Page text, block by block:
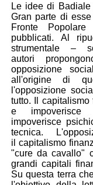
Le idee di
Gran parte di
Fronte
pubblicati. Al
strumentale –
autori
opposizione
all'origine di
l'opposizione
tutto. Il
e impoverisce
impoverisce
tecnica.
il capitalismo
"cure da cavallo"
grandi capitali
Su questa terra